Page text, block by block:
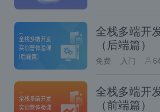
教育需不断学习创新，以适
在于分享传递。分享知识是
应该提供有针对性的指导，
考和学习能力。工程师和讲
充，课程制作可帮助掌握前
全栈多端开
（后端篇）
免费 入门
全栈多端开
（前端篇）